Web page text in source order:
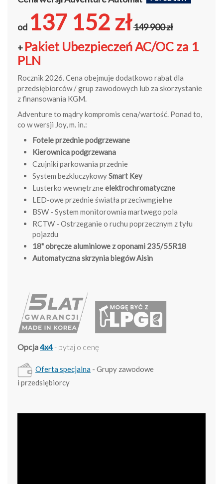
od 137 152 zł149 900 zł
+ Pakiet Ubezpieczeń AC/OC za 1
PLN
Rocznik 2026. Cena obejmuje dodatkowo rabat dla
przedsiębiorców / grup zawodowych lub za skorzystanie
z finansowania KGM.
Adventure to mądry kompromis cena/wartość. Ponad to,
co w wersji Joy, m. in.:
Fotele przednie podgrzewane
Kierownica podgrzewana
Czujniki parkowania przednie
System bezkluczykowySmart Key
Lusterko wewnętrzneelektrochromatyczne
LED-owe przednie światła przeciwmgielne
BSW - System monitorownia martwego pola
RCTW - Ostrzeganie o ruchu poprzecznym z tyłu
pojazdu
18" obręcze aluminiowe z oponami 235/55R18
Automatyczna skrzynia biegów Aisin
Opcja4x4- pytaj o cenę
Oferta specjalna - Grupy zawodowe
i przedsiębiorcy